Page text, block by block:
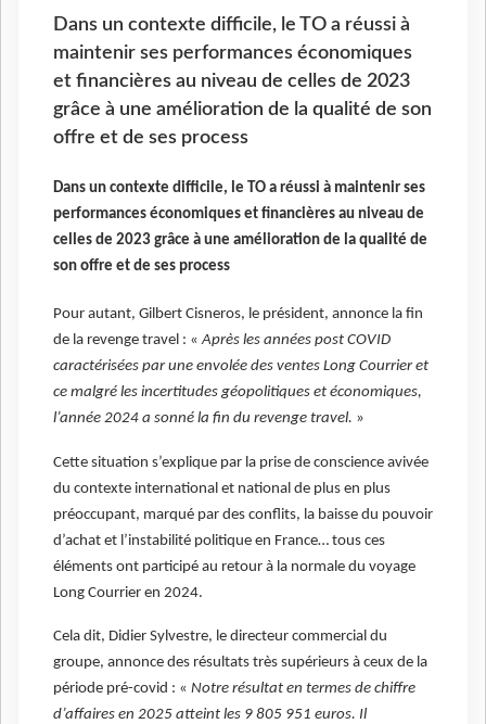
Dans un contexte difficile, le TO a réussi à
maintenir ses performances économiques
et financières au niveau de celles de 2023
grâce à une amélioration de la qualité de son
offre et de ses process
Dans un contexte difficile, le TO a réussi à maintenir ses
performances économiques et financières au niveau de
celles de 2023 grâce à une amélioration de la qualité de
son offre et de ses process
Pour autant, Gilbert Cisneros, le président, annonce la fin
de la revenge travel : «Après les années post COVID
caractérisées par une envolée des ventes Long Courrier et
ce malgré les incertitudes géopolitiques et économiques,
l’année 2024 a sonné la fin du revenge travel. »
Cette situation s’explique par la prise de conscience avivée
du contexte international et national de plus en plus
préoccupant, marqué par des conflits, la baisse du pouvoir
d’achat et l’instabilité politique en France… tous ces
éléments ont participé au retour à la normale du voyage
Long Courrier en 2024.
Cela dit, Didier Sylvestre, le directeur commercial du
groupe, annonce des résultats très supérieurs à ceux de la
période pré-covid : « Notre résultat en termes de chiffre
d’affaires en 2025 atteint les 9 805 951 euros. Il